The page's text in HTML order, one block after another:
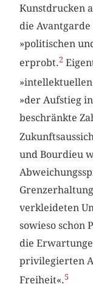
Kunstdrucken
die Avantgarde
»politischen
erprobt.2
»intellektuellen
»der Aufstieg
beschränkte
und Bourdieu
verkleideten
sowieso schon
die
privilegierten
Freiheit«.5